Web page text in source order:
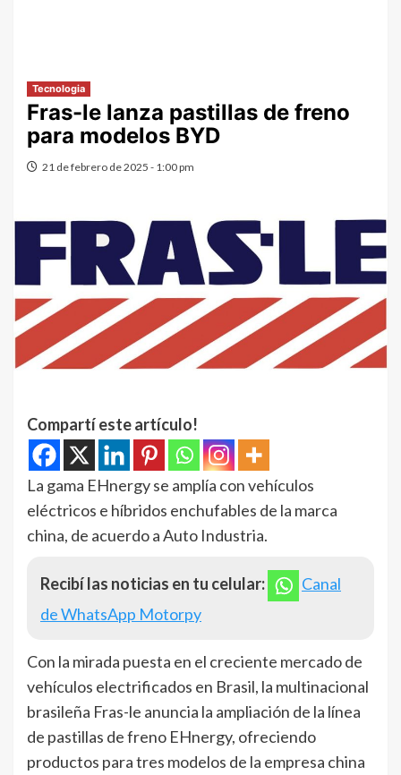
Tecnologia
Fras-le lanza pastillas de freno
para modelos BYD
21 de febrero de 2025 - 1:00 pm
Compartí este artículo!
La gama EHnergy se amplía con vehículos
eléctricos e híbridos enchufables de la marca
china, de acuerdo a Auto Industria.
Recibí las noticias en tu celular:
Canal
de WhatsApp Motorpy
Con la mirada puesta en el creciente mercado de
vehículos electrificados en Brasil, la multinacional
brasileña Fras-le anuncia la ampliación de la línea
de pastillas de freno EHnergy, ofreciendo
productos para tres modelos de la empresa china